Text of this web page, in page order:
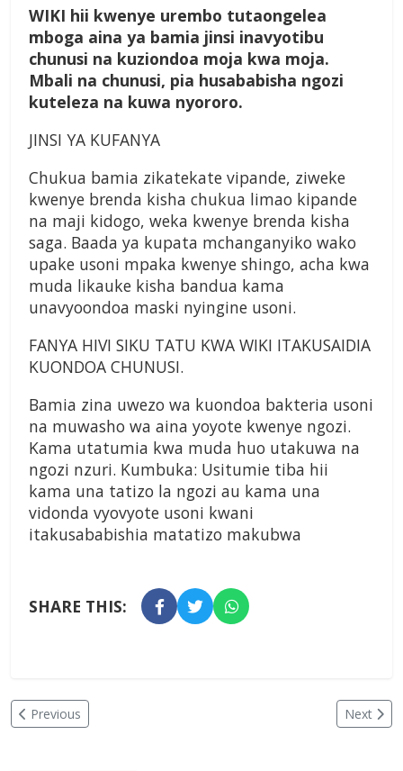
WIKI hii kwenye urembo tutaongelea
mboga aina ya bamia jinsi inavyotibu
chunusi na kuziondoa moja kwa moja.
Mbali na chunusi, pia husababisha ngozi
kuteleza na kuwa nyororo.
JINSI YA KUFANYA
Chukua bamia zikatekate vipande, ziweke
kwenye brenda kisha chukua limao kipande
na maji kidogo, weka kwenye brenda kisha
saga. Baada ya kupata mchanganyiko wako
upake usoni mpaka kwenye shingo, acha kwa
muda likauke kisha bandua kama
unavyoondoa maski nyingine usoni.
FANYA HIVI SIKU TATU KWA WIKI ITAKUSAIDIA
KUONDOA CHUNUSI.
Bamia zina uwezo wa kuondoa bakteria usoni
na muwasho wa aina yoyote kwenye ngozi.
Kama utatumia kwa muda huo utakuwa na
ngozi nzuri. Kumbuka: Usitumie tiba hii
kama una tatizo la ngozi au kama una
vidonda vyovyote usoni kwani
itakusababishia matatizo makubwa
SHARE THIS:
Previous Next